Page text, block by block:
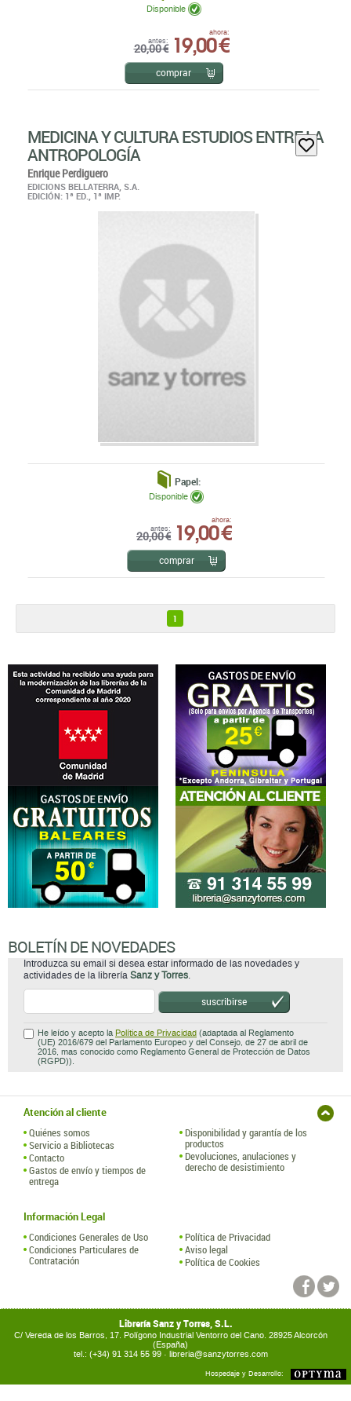
antes:
20,00 €
ahora:
19,00 €
Disponible
comprar
MEDICINA Y CULTURA ESTUDIOS ENTRE LA
ANTROPOLOGÍA
Enrique Perdiguero
EDICIONS BELLATERRA, S.A.
EDICIÓN: 1ª ED., 1ª IMP.
Papel:
antes:
20,00 €
ahora:
19,00 €
Disponible
comprar
1
BOLETÍN DE NOVEDADES
Introduzca su email si desea estar informado de las novedades y
actividades de la librería Sanz y Torres
suscribirse
He leído y acepto la Política de Privacidad (adaptada al Reglamento
(UE) 2016/679 del Parlamento Europeo y del Consejo, de 27 de abril de
2016, mas conocido como Reglamento General de Protección de Datos
(RGPD)).
Atención al cliente
Quiénes somos
Servicio a Bibliotecas
Contacto
Gastos de envío y tiempos de
entrega
Disponibilidad y garantía de los
productos
Devoluciones, anulaciones y
derecho de desistimiento
Información Legal
Condiciones Generales de Uso
Condiciones Particulares de
Contratación
Política de Privacidad
Aviso legal
Política de Cookies
Librería Sanz y Torres, S.L.
C/ Vereda de los Barros, 17. Polígono Industrial Ventorro del Cano. 28925 Alcorcón
(España)
tel.: (+34) 91 314 55 99 ·libreria@sanzytorres.com
Hospedaje y Desarrollo: